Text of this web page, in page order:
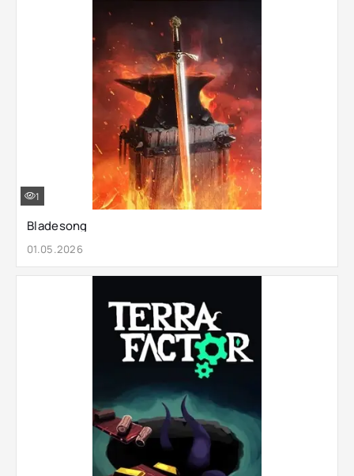
Bladesong
01.05.2026
1